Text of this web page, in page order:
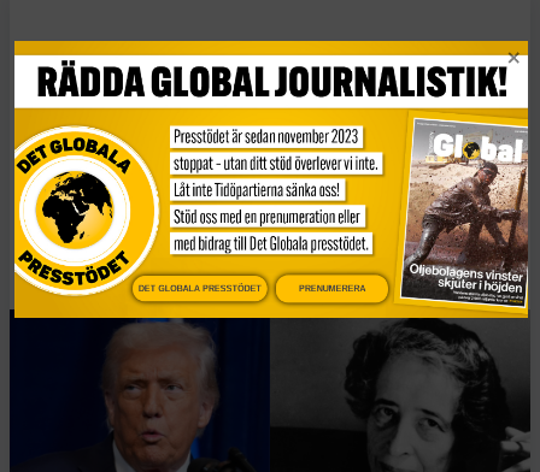
Essä
Vad Hanna Arendt kan
lära oss om
högerextrem populism
Publicerad 2 januari, 2026 6 min lästid
DET GLOBALA PRESSTÖDET PRENUMERERA